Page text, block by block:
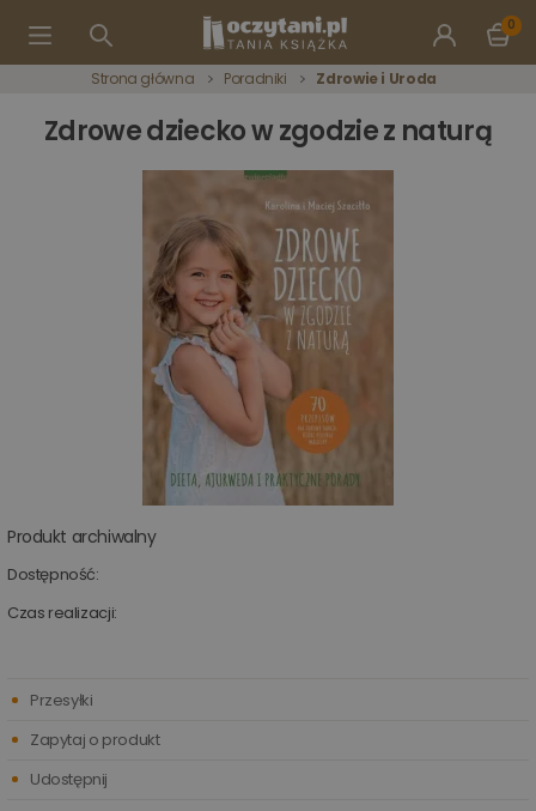
0
Strona główna Poradniki Zdrowie i Uroda
Zdrowe dziecko w zgodzie z naturą
Produkt archiwalny
Dostępność:
Czas realizacji:
Przesyłki
Zapytaj o produkt
Udostępnij